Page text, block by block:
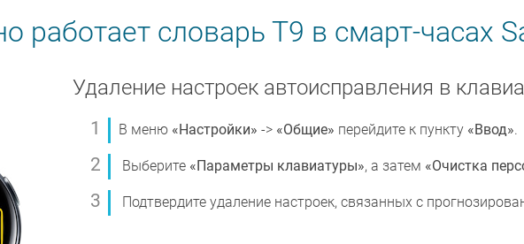
работает словарь Т9 в смарт-часах
Удаление настроек автоисправления в
В меню «Настройки» -> «Общие» перейдите к пункту «Ввод».
Выберите «Параметры клавиатуры», а затем «Очистка
Подтвердите удаление настроек, связанных с